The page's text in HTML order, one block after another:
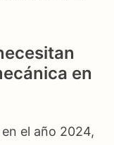
en
el año 2024,